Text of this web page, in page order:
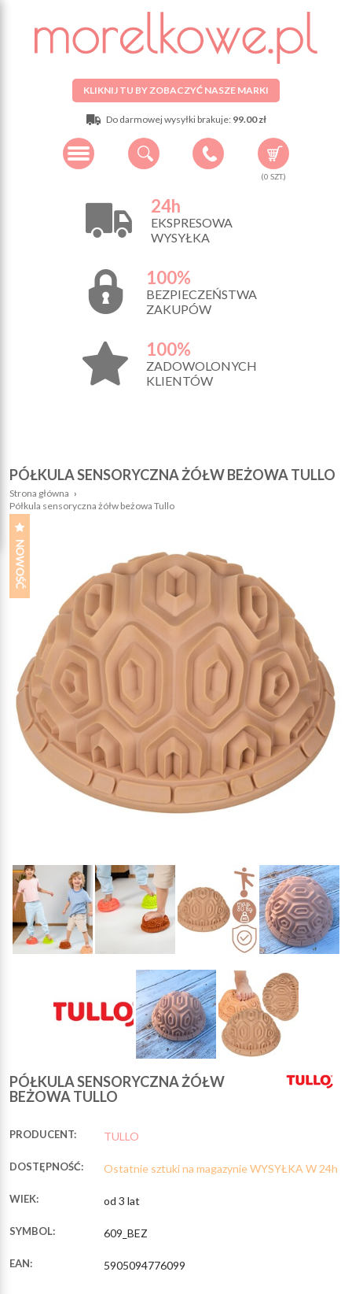
KLIKNIJ TU BY ZOBACZYĆ NASZE MARKI
Do darmowej wysyłki brakuje: 99.00 zł
(0 SZT.)
24h
EKSPRESOWA
WYSYŁKA
100%
BEZPIECZEŃSTWA
ZAKUPÓW
100%
ZADOWOLONYCH
KLIENTÓW
PÓŁKULA SENSORYCZNA ŻÓŁW BEŻOWA TULLO
Strona główna ›
Półkula sensoryczna żółw beżowa Tullo
PÓŁKULA SENSORYCZNA ŻÓŁW
BEŻOWA TULLO
PRODUCENT: TULLO
DOSTĘPNOŚĆ: Ostatnie sztuki na magazynie WYSYŁKA W 24h
WIEK: od 3 lat
SYMBOL: 609_BEZ
EAN: 5905094776099